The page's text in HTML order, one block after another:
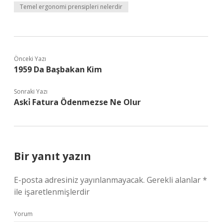
Temel ergonomi prensipleri nelerdir
Önceki Yazı
1959 Da Başbakan Kim
Sonraki Yazı
Aski̇ Fatura Ödenmezse Ne Olur
Bir yanıt yazın
E-posta adresiniz yayınlanmayacak. Gerekli alanlar*
ile işaretlenmişlerdir
Yorum